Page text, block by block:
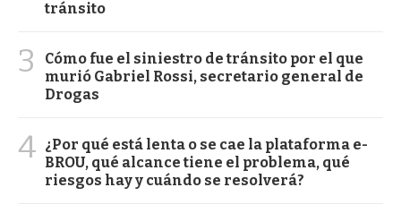
tránsito
3
Cómo fue el siniestro de tránsito por el que
murió Gabriel Rossi, secretario general de
Drogas
4 ¿Por qué está lenta o se cae la plataforma e-
BROU, qué alcance tiene el problema, qué
riesgos hay y cuándo se resolverá?